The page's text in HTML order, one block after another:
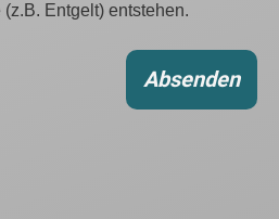
Entgelt) entstehen.